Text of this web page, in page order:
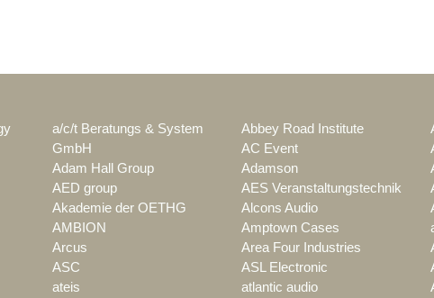
a/c/t Beratungs & System
GmbH
Abbey Road Institute
AC Event
Adam Hall Group Adamson
AED group AES Veranstaltungstechnik
Akademie der OETHG Alcons Audio
AMBION Amptown Cases
Arcus Area Four Industries
ASC ASL Electronic
ateis atlantic audio